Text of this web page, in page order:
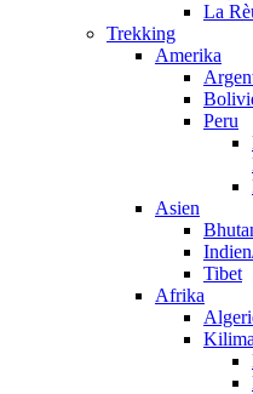
La
Trekking
Amerika
Peru
Asien
Tibet
Afrika